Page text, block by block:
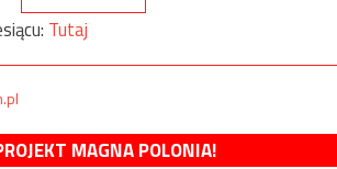
Tutaj
MAGNA POLONIA!